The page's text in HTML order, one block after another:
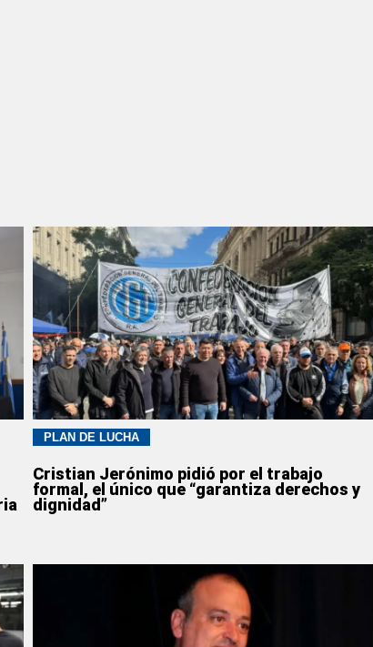
PLAN DE LUCHA
Cristian Jerónimo pidió por el trabajo
formal, el único que “garantiza derechos y
dignidad”